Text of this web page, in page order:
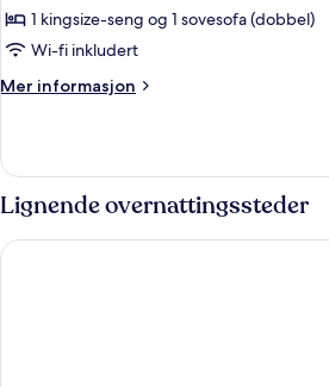
(Master)
1 kingsize-seng og 1 sovesofa (dobbel)
Wi-fi inkludert
Mer informasjon
Mer
(Master)
Lignende overnattingssteder
Scandic Lillehammer Hotel